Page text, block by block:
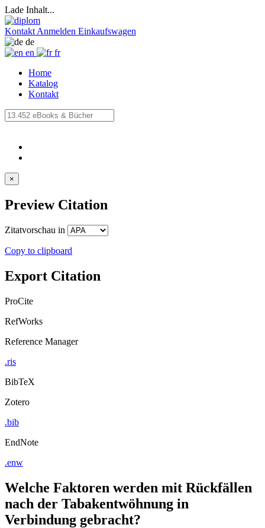
Lade Inhalt...
Kontakt Anmelden Einkaufswagen
de
en
fr
Home
Katalog
Kontakt
×
Preview Citation
Zitatvorschau in
Copy to clipboard
Export Citation
ProCite
RefWorks
Reference Manager
.ris
BibTeX
Zotero
.bib
EndNote
.enw
Welche Faktoren werden mit Rückfällen
nach der Tabakentwöhnung in
Verbindung gebracht?